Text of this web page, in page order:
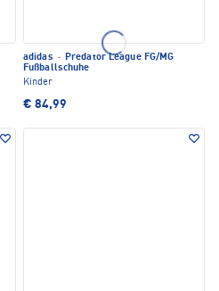
adidas · Predator League FG/MG
Fußballschuhe
Kinder
€ 84,99